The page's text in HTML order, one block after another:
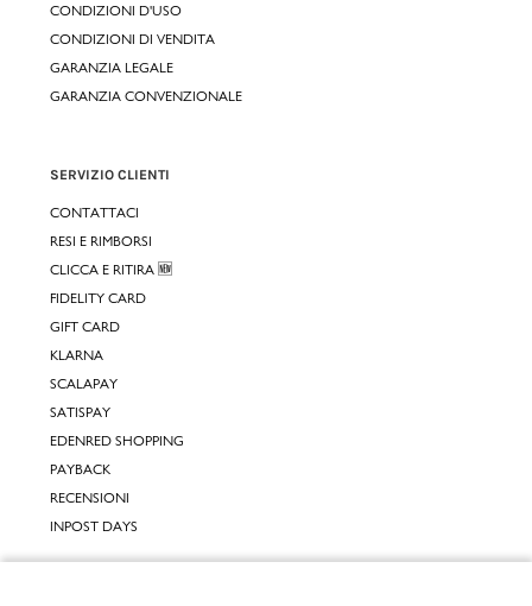
CONDIZIONI D'USO
CONDIZIONI DI VENDITA
GARANZIA LEGALE
GARANZIA CONVENZIONALE
SERVIZIO CLIENTI
CONTATTACI
RESI E RIMBORSI
CLICCA E RITIRA 🆕
FIDELITY CARD
GIFT CARD
KLARNA
SCALAPAY
SATISPAY
EDENRED SHOPPING
PAYBACK
RECENSIONI
INPOST DAYS